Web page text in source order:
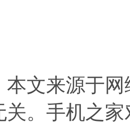
本文来源于
关。手机之